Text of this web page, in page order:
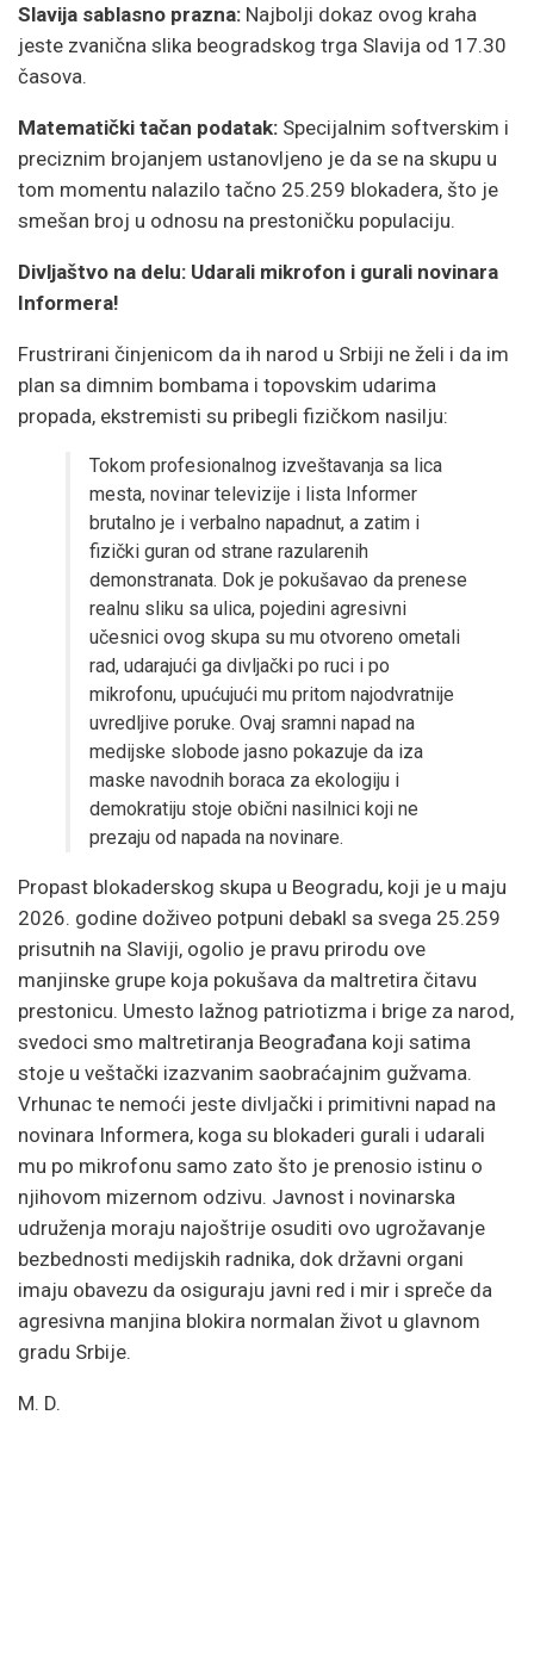
Slavija sablasno prazna: Najbolji dokaz ovog kraha
jeste zvanična slika beogradskog trga Slavija od 17.30
časova.
Matematički tačan podatak: Specijalnim softverskim i
preciznim brojanjem ustanovljeno je da se na skupu u
tom momentu nalazilo tačno 25.259 blokadera, što je
smešan broj u odnosu na prestoničku populaciju.
Divljaštvo na delu: Udarali mikrofon i gurali novinara
Informera!
Frustrirani činjenicom da ih narod u Srbiji ne želi i da im
plan sa dimnim bombama i topovskim udarima
propada, ekstremisti su pribegli fizičkom nasilju:
Tokom profesionalnog izveštavanja sa lica
mesta, novinar televizije i lista Informer
brutalno je i verbalno napadnut, a zatim i
fizički guran od strane razularenih
demonstranata. Dok je pokušavao da prenese
realnu sliku sa ulica, pojedini agresivni
učesnici ovog skupa su mu otvoreno ometali
rad, udarajući ga divljački po ruci i po
mikrofonu, upućujući mu pritom najodvratnije
uvredljive poruke. Ovaj sramni napad na
medijske slobode jasno pokazuje da iza
maske navodnih boraca za ekologiju i
demokratiju stoje obični nasilnici koji ne
prezaju od napada na novinare.
Propast blokaderskog skupa u Beogradu, koji je u maju
2026. godine doživeo potpuni debakl sa svega 25.259
prisutnih na Slaviji, ogolio je pravu prirodu ove
manjinske grupe koja pokušava da maltretira čitavu
prestonicu. Umesto lažnog patriotizma i brige za narod,
svedoci smo maltretiranja Beograđana koji satima
stoje u veštački izazvanim saobraćajnim gužvama.
Vrhunac te nemoći jeste divljački i primitivni napad na
novinara Informera, koga su blokaderi gurali i udarali
mu po mikrofonu samo zato što je prenosio istinu o
njihovom mizernom odzivu. Javnost i novinarska
udruženja moraju najoštrije osuditi ovo ugrožavanje
bezbednosti medijskih radnika, dok državni organi
imaju obavezu da osiguraju javni red i mir i spreče da
agresivna manjina blokira normalan život u glavnom
gradu Srbije.
M. D.